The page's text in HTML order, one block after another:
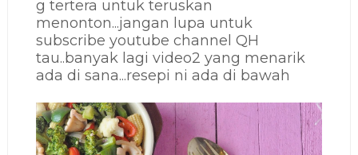
g tertera untuk teruskan
menonton...jangan lupa untuk
subscribe youtube channel QH
tau..banyak lagi video2 yang menarik
ada di sana...resepi ni ada di bawah